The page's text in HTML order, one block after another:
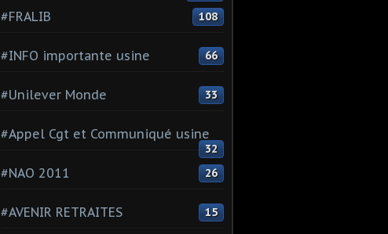
#FRALIB 108
#INFO importante usine 66
#Unilever Monde 33
#Appel Cgt et Communiqué usine
32
#NAO 2011 26
#AVENIR RETRAITES 15